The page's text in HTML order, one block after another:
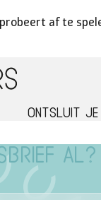
af te
Ontsluit je
al?